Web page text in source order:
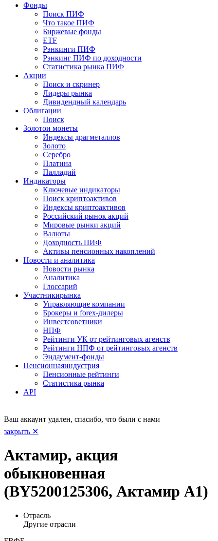
Фонды
Поиск ПИФ
Что такое ПИФ
Биржевые фонды
ETF
Рэнкинги ПИФ
Рэнкинг ПИФ по доходности
Статистика рынка ПИФ
Акции
Поиск и скринер
Лидеры рынка
Дивидендный календарь
Облигации
Поиск
Золотои монеты
Индексы драгметаллов
Золото
Серебро
Платина
Палладий
Индикаторы
Ключевые индикаторы
Поиск криптоактивов
Индексы криптоактивов
Российский рынок акций
Мировые рынки акций
Валюты
Доходность ПИФ
Активы пенсионных накоплений
Новости и аналитика
Новости рынка
Аналитика
Глоссарий
Участникирынка
Управляющие компании
Брокеры и forex-дилеры
Инвестсоветники
НПФ
Рейтинги УК от рейтинговых агенств
Рейтинги НПФ от рейтинговых агенств
Эндаумент-фонды
Пенсионнаяиндустрия
Пенсионные рейтинги
Статистика рынка
API
Ваш аккаунт удален, спасибо, что были с нами
закрыть ✕
Актамир, акция
обыкновенная
(BY5200125306, Актамир А1)
Отрасль
Другие отрасли